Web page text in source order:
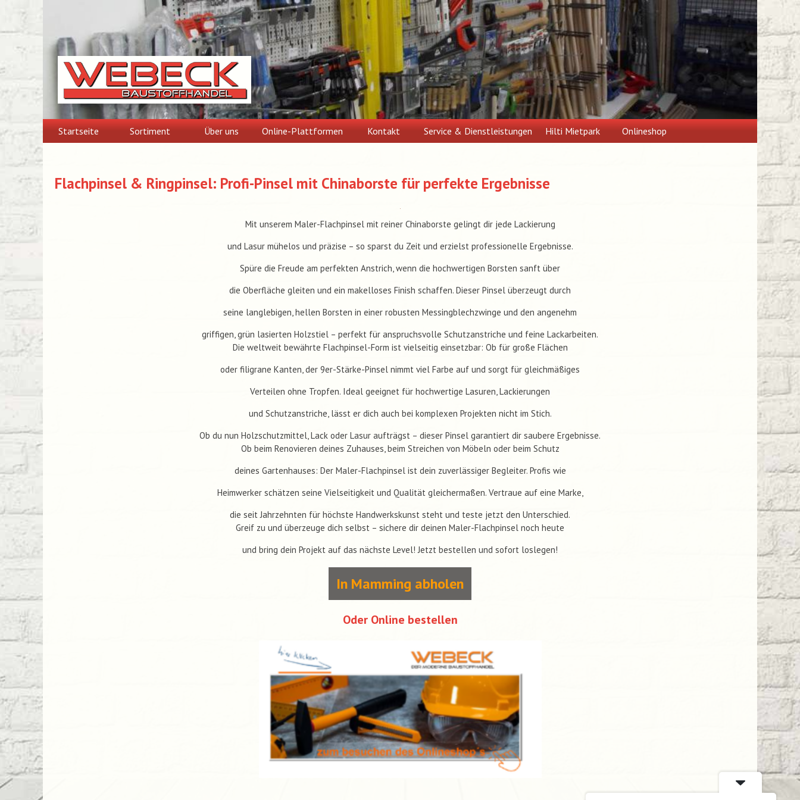
content
Startseite Sortiment Über uns Online-Plattformen Kontakt Service & Dienstleistungen Hilti Mietpark Onlineshop
Flachpinsel & Ringpinsel: Profi-Pinsel mit Chinaborste für perfekte Ergebnisse
Mit unserem Maler-Flachpinsel mit reiner Chinaborste gelingt dir jede Lackierung
und Lasur mühelos und präzise – so sparst du Zeit und erzielst professionelle Ergebnisse.
Spüre die Freude am perfekten Anstrich, wenn die hochwertigen Borsten sanft über
die Oberfläche gleiten und ein makelloses Finish schaffen. Dieser Pinsel überzeugt durch
seine langlebigen, hellen Borsten in einer robusten Messingblechzwinge und den angenehm
griffigen, grün lasierten Holzstiel – perfekt für anspruchsvolle Schutzanstriche und feine Lackarbeiten.
Die weltweit bewährte Flachpinsel-Form ist vielseitig einsetzbar: Ob für große Flächen
oder filigrane Kanten, der 9er-Stärke-Pinsel nimmt viel Farbe auf und sorgt für gleichmäßiges
Verteilen ohne Tropfen. Ideal geeignet für hochwertige Lasuren, Lackierungen
und Schutzanstriche, lässt er dich auch bei komplexen Projekten nicht im Stich.
Ob du nun Holzschutzmittel, Lack oder Lasur aufträgst – dieser Pinsel garantiert dir saubere Ergebnisse.
Ob beim Renovieren deines Zuhauses, beim Streichen von Möbeln oder beim Schutz
deines Gartenhauses: Der Maler-Flachpinsel ist dein zuverlässiger Begleiter. Profis wie
Heimwerker schätzen seine Vielseitigkeit und Qualität gleichermaßen. Vertraue auf eine Marke,
die seit Jahrzehnten für höchste Handwerkskunst steht und teste jetzt den Unterschied.
Greif zu und überzeuge dich selbst – sichere dir deinen Maler-Flachpinsel noch heute
und bring dein Projekt auf das nächste Level! Jetzt bestellen und sofort loslegen!
In Mamming abholen
Oder Online bestellen